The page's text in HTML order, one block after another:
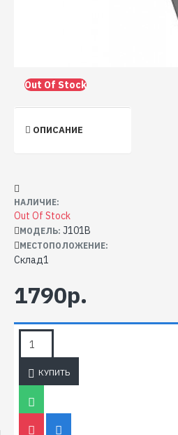
Out Of Stock
ОПИСАНИЕ
НАЛИЧИЕ:
Out Of Stock
МОДЕЛЬ: J101B
МЕСТОПОЛОЖЕНИЕ:
Склад1
1790р.
КУПИТЬ
Портативная
батарея
charge/ LED
30000мАч